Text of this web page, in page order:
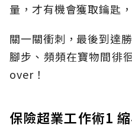
量，才有機會獲取鑰匙
關一關衝刺，最後到達
腳步、頻頻在寶物間徘
over！
保險超業工作術1